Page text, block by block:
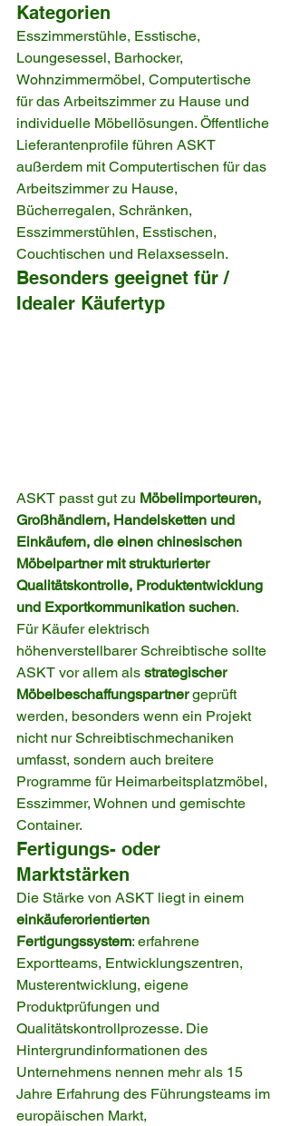
Kategorien
Esszimmerstühle, Esstische,
Loungesessel, Barhocker,
Wohnzimmermöbel, Computertische
für das Arbeitszimmer zu Hause und
individuelle Möbellösungen. Öffentliche
Lieferantenprofile führen ASKT
außerdem mit Computertischen für das
Arbeitszimmer zu Hause,
Bücherregalen, Schränken,
Esszimmerstühlen, Esstischen,
Couchtischen und Relaxsesseln.
Besonders geeignet für /
Idealer Käufertyp
ASKT passt gut zu Möbelimporteuren,
Großhändlern, Handelsketten und
Einkäufern, die einen chinesischen
Möbelpartner mit strukturierter
Qualitätskontrolle, Produktentwicklung
und Exportkommunikation suchen.
Für Käufer elektrisch
höhenverstellbarer Schreibtische sollte
ASKT vor allem als strategischer
Möbelbeschaffungspartner geprüft
werden, besonders wenn ein Projekt
nicht nur Schreibtischmechaniken
umfasst, sondern auch breitere
Programme für Heimarbeitsplatzmöbel,
Esszimmer, Wohnen und gemischte
Container.
Fertigungs- oder
Marktstärken
Die Stärke von ASKT liegt in einem
einkäuferorientierten
Fertigungssystem: erfahrene
Exportteams, Entwicklungszentren,
Musterentwicklung, eigene
Produktprüfungen und
Qualitätskontrollprozesse. Die
Hintergrundinformationen des
Unternehmens nennen mehr als 15
Jahre Erfahrung des Führungsteams im
europäischen Markt,